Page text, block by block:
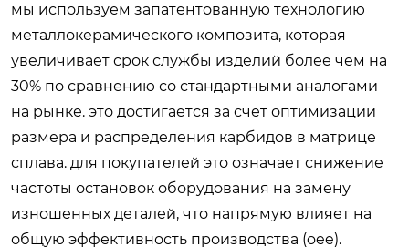
мы используем запатентованную технологию
металлокерамического композита, которая
увеличивает срок службы изделий более чем на
30% по сравнению со стандартными аналогами
на рынке. это достигается за счет оптимизации
размера и распределения карбидов в матрице
сплава. для покупателей это означает снижение
частоты остановок оборудования на замену
изношенных деталей, что напрямую влияет на
общую эффективность производства (oee).